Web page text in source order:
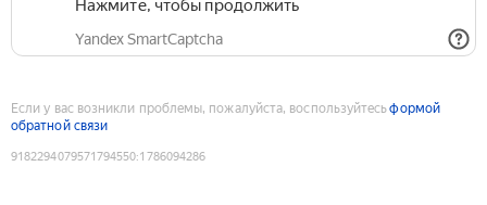
Нажмите, чтобы продолжить
Yandex SmartCaptcha
Если у вас возникли проблемы, пожалуйста, воспользуйтесьформой
обратной связи
9182294079571794550:1786094286